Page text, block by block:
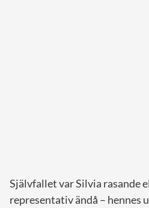
Självfallet var Silvia rasande
representativ ändå – hennes